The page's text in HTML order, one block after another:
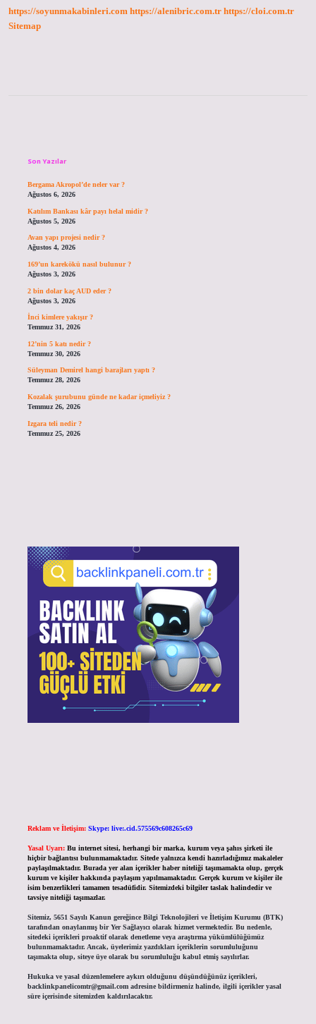
https://soyunmakabinleri.com https://alenibric.com.tr https://cloi.com.tr
Sitemap
Son Yazılar
Bergama Akropol’de neler var ?
Ağustos 6, 2026
Katılım Bankası kâr payı helal midir ?
Ağustos 5, 2026
Avan yapı projesi nedir ?
Ağustos 4, 2026
169’un karekökü nasıl bulunur ?
Ağustos 3, 2026
2 bin dolar kaç AUD eder ?
Ağustos 3, 2026
İnci kimlere yakışır ?
Temmuz 31, 2026
12’nin 5 katı nedir ?
Temmuz 30, 2026
Süleyman Demirel hangi barajları yaptı ?
Temmuz 28, 2026
Kozalak şurubunu günde ne kadar içmeliyiz ?
Temmuz 26, 2026
Izgara teli nedir ?
Temmuz 25, 2026
Reklam ve İletişim: Skype: live:.cid.575569c608265c69
Yasal Uyarı: Bu internet sitesi, herhangi bir marka, kurum veya şahıs şirketi ile
hiçbir bağlantısı bulunmamaktadır. Sitede yalnızca kendi hazırladığımız makaleler
paylaşılmaktadır. Burada yer alan içerikler haber niteliği taşımamakta olup, gerçek
kurum ve kişiler hakkında paylaşım yapılmamaktadır. Gerçek kurum ve kişiler ile
isim benzerlikleri tamamen tesadüfidir. Sitemizdeki bilgiler taslak halindedir ve
tavsiye niteliği taşımazlar.
Sitemiz, 5651 Sayılı Kanun gereğince Bilgi Teknolojileri ve İletişim Kurumu (BTK)
tarafından onaylanmış bir Yer Sağlayıcı olarak hizmet vermektedir. Bu nedenle,
sitedeki içerikleri proaktif olarak denetleme veya araştırma yükümlülüğümüz
bulunmamaktadır. Ancak, üyelerimiz yazdıkları içeriklerin sorumluluğunu
taşımakta olup, siteye üye olarak bu sorumluluğu kabul etmiş sayılırlar.
Hukuka ve yasal düzenlemelere aykırı olduğunu düşündüğünüz içerikleri,
backlinkpanelicomtr@gmail.comadresine bildirmeniz halinde, ilgili içerikler yasal
süre içerisinde sitemizden kaldırılacaktır.